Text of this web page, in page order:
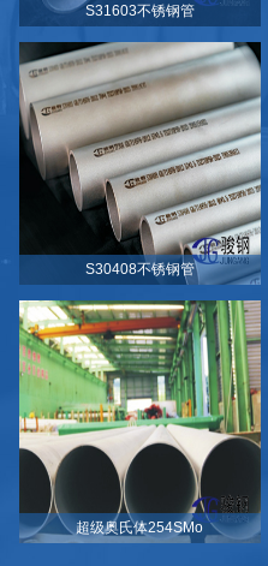
S31603不锈钢管
S30408不锈钢管
超级奥氏体254SMo